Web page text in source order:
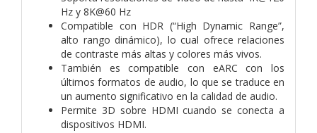
Hz y 8K@60 Hz
Compatible con HDR (“High Dynamic Range”,
alto rango dinámico), lo cual ofrece relaciones
de contraste más altas y colores más vivos.
También es compatible con eARC con los
últimos formatos de audio, lo que se traduce en
un aumento significativo en la calidad de audio.
Permite 3D sobre HDMI cuando se conecta a
dispositivos HDMI.